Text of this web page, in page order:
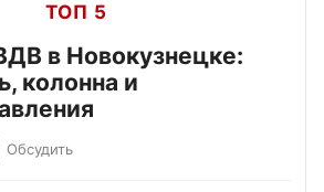
ТОП 5
в Новокузнецке:
колонна и
Обсудить